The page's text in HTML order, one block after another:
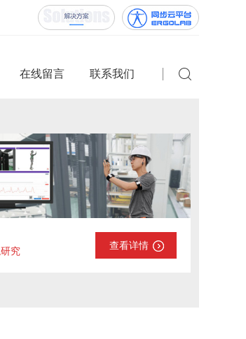
在线留言 联系我们
究 查看详情